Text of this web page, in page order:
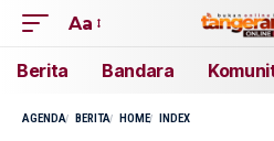
Aa
Berita Bandara
AGENDA BERITA HOME INDEX